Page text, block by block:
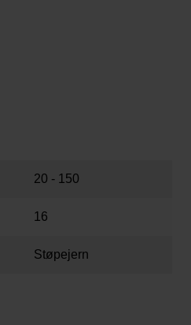
20 - 150
16
Støpejern